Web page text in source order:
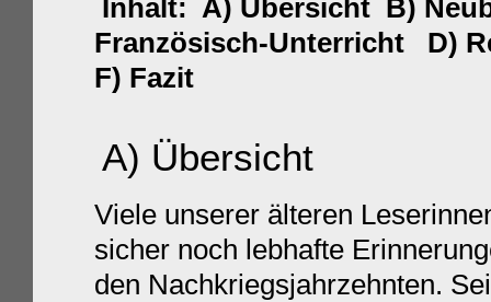
Inhalt: A) Übersicht B)
Französisch-Unterricht D)
F) Fazit
A) Übersicht
Viele unserer älteren
sicher noch lebhafte
den Nachkriegsjahrzehnten.